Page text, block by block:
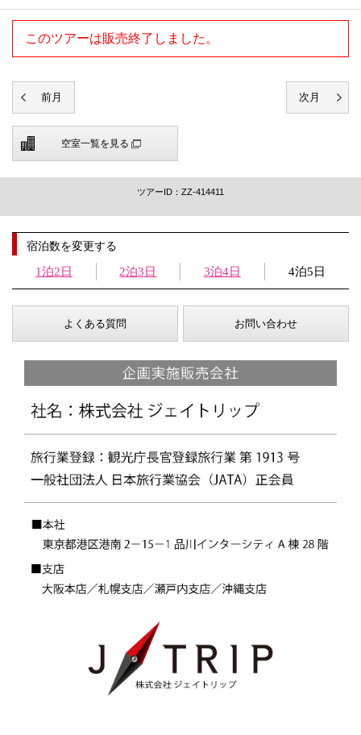
このツアーは販売終了しました。
空室一覧を見る
ツアーID：ZZ-414411
宿泊数を変更する
1泊2日 2泊3日 3泊4日 4泊5日
よくある質問 お問い合わせ